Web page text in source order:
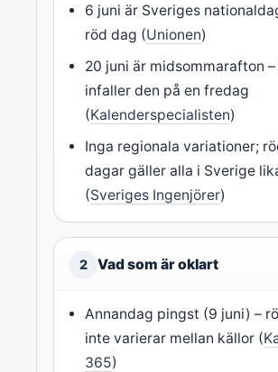
6 juni är Sveriges
röd dag (Unionen)
20 juni är midsommarafton –
infaller den på en fredag
(Kalenderspecialisten)
Inga regionala variationer;
dagar gäller alla i Sverige
(Sveriges Ingenjörer)
2 Vad som är oklart
Annandag pingst (9 juni) –
inte varierar mellan källor (
365)